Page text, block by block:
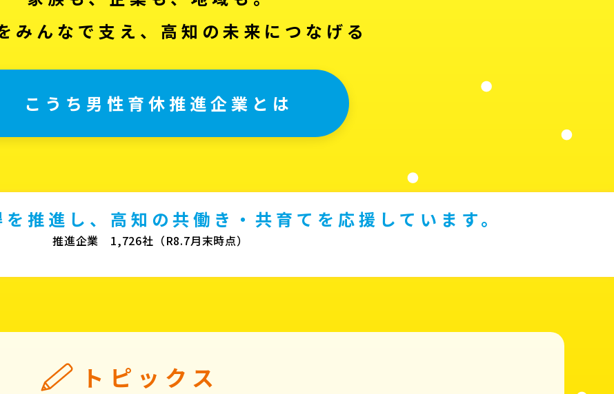
みんなで支え、高知の未来につなげる
こうち男性育休推進企業とは
推進し、高知の共働き・共育てを応援しています。
推進企業 1,726社（R8.7月末時点）
トピックス